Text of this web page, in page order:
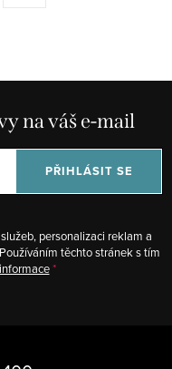
na váš e-mail
personalizaci reklam a
těchto stránek s tím
PŘIHLÁSIT SE